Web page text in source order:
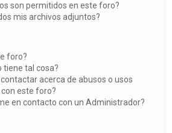
son permitidos en este foro?
mis archivos adjuntos?
foro?
tiene tal cosa?
acerca de abusos o usos
este foro?
en contacto con un Administrador?